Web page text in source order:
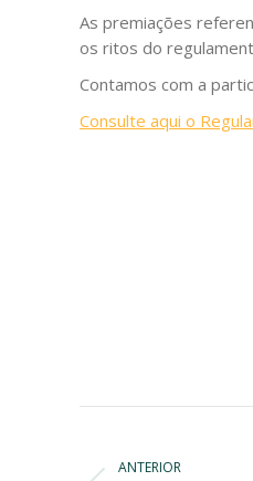
As premiações
os ritos do
Contamos com a
Consulte aqui o
ANTERIOR